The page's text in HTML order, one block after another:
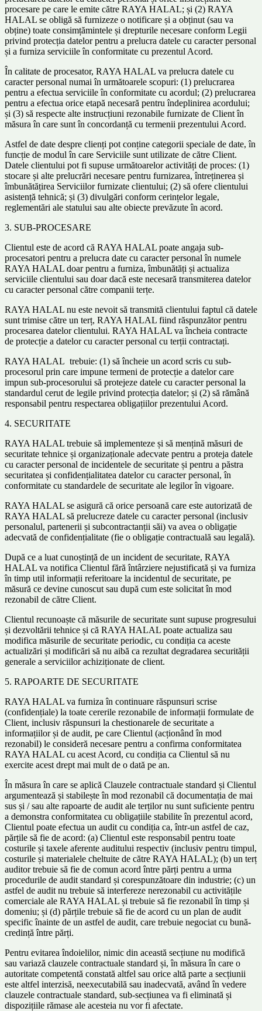
procesare pe care le emite către RAYA HALAL; și (2) RAYA
HALAL se obligă să furnizeze o notificare și a obținut (sau va
obține) toate consimțămintele și drepturile necesare conform Legii
privind protecția datelor pentru a prelucra datele cu caracter personal
și a furniza serviciile în conformitate cu prezentul Acord.
În calitate de procesator, RAYA HALAL va prelucra datele cu
caracter personal numai în următoarele scopuri: (1) prelucrarea
pentru a efectua serviciile în conformitate cu acordul; (2) prelucrarea
pentru a efectua orice etapă necesară pentru îndeplinirea acordului;
și (3) să respecte alte instrucțiuni rezonabile furnizate de Client în
măsura în care sunt în concordanță cu termenii prezentului Acord.
Astfel de date despre clienți pot conține categorii speciale de date, în
funcție de modul în care Serviciile sunt utilizate de către Client.
Datele clientului pot fi supuse următoarelor activități de proces: (1)
stocare și alte prelucrări necesare pentru furnizarea, întreținerea și
îmbunătățirea Serviciilor furnizate clientului; (2) să ofere clientului
asistență tehnică; și (3) divulgări conform cerințelor legale,
reglementări ale statului sau alte obiecte prevăzute în acord.
3. SUB-PROCESARE
Clientul este de acord că RAYA HALAL poate angaja sub-
procesatori pentru a prelucra date cu caracter personal în numele
RAYA HALAL doar pentru a furniza, îmbunătăți și actualiza
serviciile clientului sau doar dacă este necesară transmiterea datelor
cu caracter personal către companii terțe.
RAYA HALAL nu este nevoit să transmită clientului faptul că datele
sunt trimise către un terț, RAYA HALAL fiind răspunzător pentru
procesarea datelor clientului. RAYA HALAL va încheia contracte
de protecție a datelor cu caracter personal cu terții contractați.
RAYA HALAL trebuie: (1) să încheie un acord scris cu sub-
procesorul prin care impune termeni de protecție a datelor care
impun sub-procesorului să protejeze datele cu caracter personal la
standardul cerut de legile privind protecția datelor; și (2) să rămână
responsabil pentru respectarea obligațiilor prezentului Acord.
4. SECURITATE
RAYA HALAL trebuie să implementeze și să mențină măsuri de
securitate tehnice și organizaționale adecvate pentru a proteja datele
cu caracter personal de incidentele de securitate și pentru a păstra
securitatea și confidențialitatea datelor cu caracter personal, în
conformitate cu standardele de securitate ale legilor în vigoare.
RAYA HALAL se asigură că orice persoană care este autorizată de
RAYA HALAL să prelucreze datele cu caracter personal (inclusiv
personalul, partenerii și subcontractanții săi) va avea o obligație
adecvată de confidențialitate (fie o obligație contractuală sau legală).
După ce a luat cunoștință de un incident de securitate, RAYA
HALAL va notifica Clientul fără întârziere nejustificată și va furniza
în timp util informații referitoare la incidentul de securitate, pe
măsură ce devine cunoscut sau după cum este solicitat în mod
rezonabil de către Client.
Clientul recunoaște că măsurile de securitate sunt supuse progresului
și dezvoltării tehnice și că RAYA HALAL poate actualiza sau
modifica măsurile de securitate periodic, cu condiția ca aceste
actualizări și modificări să nu aibă ca rezultat degradarea securității
generale a serviciilor achiziționate de client.
5. RAPOARTE DE SECURITATE
RAYA HALAL va furniza în continuare răspunsuri scrise
(confidențiale) la toate cererile rezonabile de informații formulate de
Client, inclusiv răspunsuri la chestionarele de securitate a
informațiilor și de audit, pe care Clientul (acționând în mod
rezonabil) le consideră necesare pentru a confirma conformitatea
RAYA HALAL cu acest Acord, cu condiția ca Clientul să nu
exercite acest drept mai mult de o dată pe an.
În măsura în care se aplică Clauzele contractuale standard și Clientul
argumentează și stabilește în mod rezonabil că documentația de mai
sus și / sau alte rapoarte de audit ale terților nu sunt suficiente pentru
a demonstra conformitatea cu obligațiile stabilite în prezentul acord,
Clientul poate efectua un audit cu condiția ca, într-un astfel de caz,
părțile să fie de acord: (a) Clientul este responsabil pentru toate
costurile și taxele aferente auditului respectiv (inclusiv pentru timpul,
costurile și materialele cheltuite de către RAYA HALAL); (b) un terț
auditor trebuie să fie de comun acord între părți pentru a urma
procedurile de audit standard și corespunzătoare din industrie; (c) un
astfel de audit nu trebuie să interfereze nerezonabil cu activitățile
comerciale ale RAYA HALAL și trebuie să fie rezonabil în timp și
domeniu; și (d) părțile trebuie să fie de acord cu un plan de audit
specific înainte de un astfel de audit, care trebuie negociat cu bună-
credință între părți.
Pentru evitarea îndoielilor, nimic din această secțiune nu modifică
sau variază clauzele contractuale standard și, în măsura în care o
autoritate competentă constată altfel sau orice altă parte a secțiunii
este altfel interzisă, neexecutabilă sau inadecvată, având în vedere
clauzele contractuale standard, sub-secțiunea va fi eliminată și
dispozițiile rămase ale acesteia nu vor fi afectate.